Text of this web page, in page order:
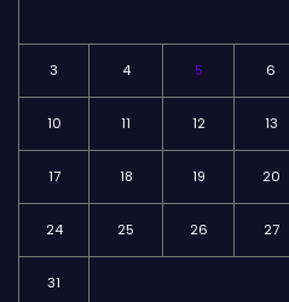
3 4 5 6
10 11 12 13
17 18 19 20
24 25 26 27
31